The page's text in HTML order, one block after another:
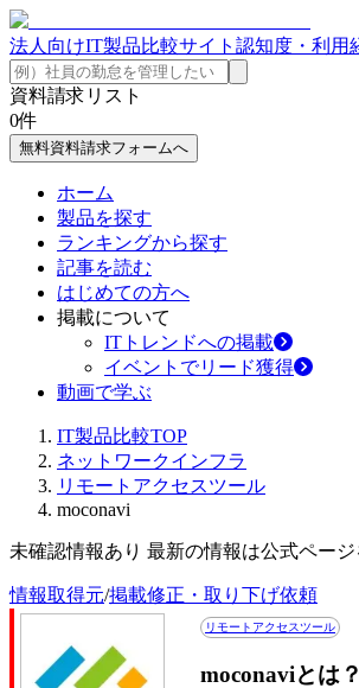
法人向けIT製品比較サイト 認知度・利用
資料請求リスト
0件
無料資料請求フォームへ
ホーム
製品を探す
ランキングから探す
記事を読む
はじめての方へ
掲載について
ITトレンドへの掲載
イベントでリード獲得
動画で学ぶ
IT製品比較TOP
ネットワークインフラ
リモートアクセスツール
moconavi
未確認情報あり 最新の情報は公式ペー
情報取得元/掲載修正・取り下げ依頼
リモートアクセスツール
moconaviとは